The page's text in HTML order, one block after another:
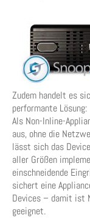
Zudem handelt es
performante Lösung:
Als Non-Inline-
aus, ohne die
lässt sich das
aller Größen
einschneidende
sichert eine
Devices – damit ist
geeignet.